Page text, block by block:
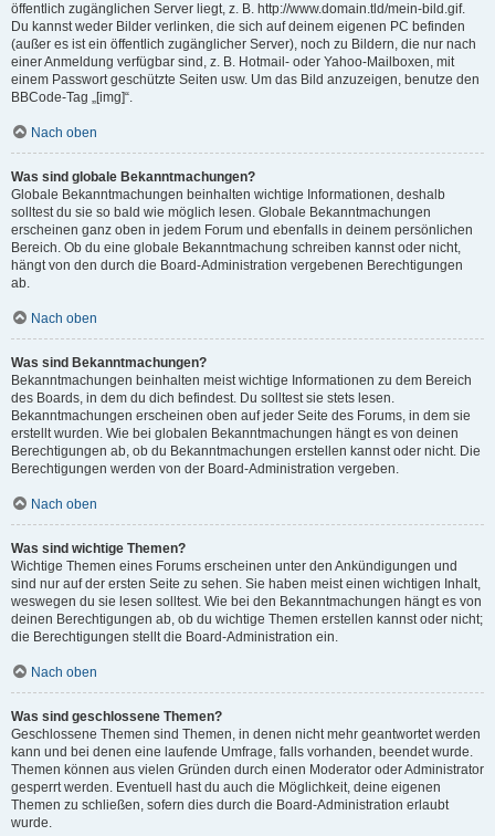
öffentlich zugänglichen Server liegt, z. B. http://www.domain.tld/mein-bild.gif.
Du kannst weder Bilder verlinken, die sich auf deinem eigenen PC befinden
(außer es ist ein öffentlich zugänglicher Server), noch zu Bildern, die nur nach
einer Anmeldung verfügbar sind, z. B. Hotmail- oder Yahoo-Mailboxen, mit
einem Passwort geschützte Seiten usw. Um das Bild anzuzeigen, benutze den
BBCode-Tag „[img]“.
Nach oben
Was sind globale Bekanntmachungen?
Globale Bekanntmachungen beinhalten wichtige Informationen, deshalb
solltest du sie so bald wie möglich lesen. Globale Bekanntmachungen
erscheinen ganz oben in jedem Forum und ebenfalls in deinem persönlichen
Bereich. Ob du eine globale Bekanntmachung schreiben kannst oder nicht,
hängt von den durch die Board-Administration vergebenen Berechtigungen
ab.
Nach oben
Was sind Bekanntmachungen?
Bekanntmachungen beinhalten meist wichtige Informationen zu dem Bereich
des Boards, in dem du dich befindest. Du solltest sie stets lesen.
Bekanntmachungen erscheinen oben auf jeder Seite des Forums, in dem sie
erstellt wurden. Wie bei globalen Bekanntmachungen hängt es von deinen
Berechtigungen ab, ob du Bekanntmachungen erstellen kannst oder nicht. Die
Berechtigungen werden von der Board-Administration vergeben.
Nach oben
Was sind wichtige Themen?
Wichtige Themen eines Forums erscheinen unter den Ankündigungen und
sind nur auf der ersten Seite zu sehen. Sie haben meist einen wichtigen Inhalt,
weswegen du sie lesen solltest. Wie bei den Bekanntmachungen hängt es von
deinen Berechtigungen ab, ob du wichtige Themen erstellen kannst oder nicht;
die Berechtigungen stellt die Board-Administration ein.
Nach oben
Was sind geschlossene Themen?
Geschlossene Themen sind Themen, in denen nicht mehr geantwortet werden
kann und bei denen eine laufende Umfrage, falls vorhanden, beendet wurde.
Themen können aus vielen Gründen durch einen Moderator oder Administrator
gesperrt werden. Eventuell hast du auch die Möglichkeit, deine eigenen
Themen zu schließen, sofern dies durch die Board-Administration erlaubt
wurde.